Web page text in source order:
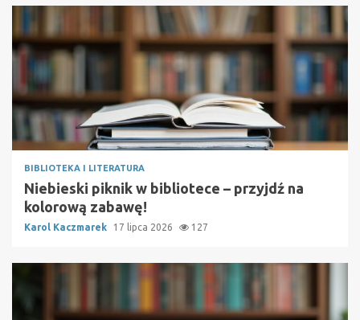
BIBLIOTEKA I LITERATURA
Niebieski piknik w bibliotece – przyjdź na
kolorową zabawę!
Karol Kaczmarek 17 lipca 2026 127